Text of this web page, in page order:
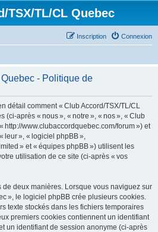
TSX/TL/CL Quebec
Connexion
Inscription
- Politique de
détail comment « Club Accord/TSX/TL/CL
(ci-après « nous », « notre », « nos », « Club
http://www.clubaccordquebec.com/forum ») et
leur », « logiciel phpBB »,
» et « équipes phpBB ») utilisent les
utilisation de ce site (ci-après « vos
de deux manières. Lorsque vous naviguez sur
», le logiciel phpBB crée plusieurs cookies.
texte stockés dans les fichiers temporaires
premiers cookies contiennent un identifiant
un identifiant de session anonyme (ci-après